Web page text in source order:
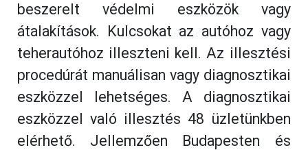
beszerelt védelmi eszközök vagy
átalakítások. Kulcsokat az autóhoz vagy
teherautóhoz illeszteni kell. Az illesztési
procedúrát manuálisan vagy diagnosztikai
eszközzel lehetséges. A diagnosztikai
eszközzel való illesztés 48 üzletünkben
elérhető. Jellemzően Budapesten és